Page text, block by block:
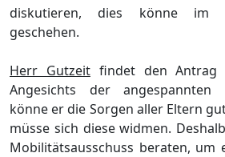
diskutieren, dies könne im
geschehen.
Herr Gutzeitfindet den Antrag
Angesichts der angespannten
könne er die Sorgen aller Eltern
müsse sich diese widmen.
Mobilitätsausschuss beraten, um